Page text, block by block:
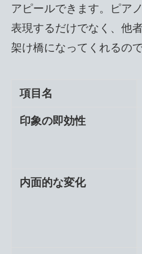
アピールできます。ピア
表現するだけでなく、他
架け橋になってくれるので
項目名
印象の即効性
内面的な変化